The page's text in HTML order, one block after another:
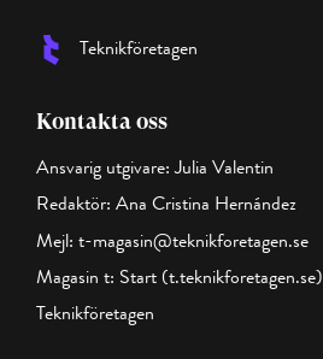
Teknikföretagen
Kontakta oss
Ansvarig utgivare: Julia Valentin
Redaktör: Ana Cristina Hernández
Mejl: t-magasin@teknikforetagen.se
Magasin t: Start (t.teknikforetagen.se)
Teknikföretagen